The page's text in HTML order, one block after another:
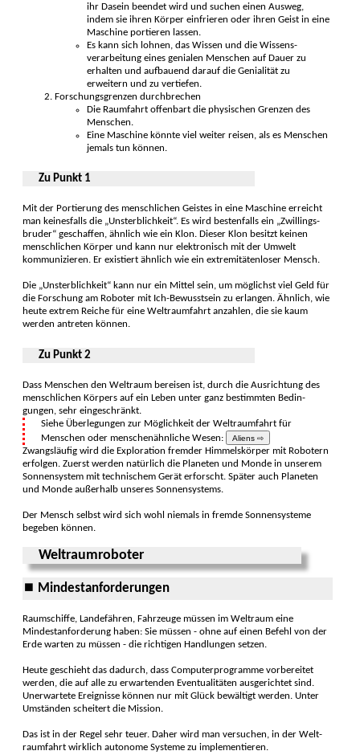
ihr Dasein be­endet wird und suchen einen Ausweg,
indem sie ihren Körper ein­frieren oder ihren Geist in eine
Maschine por­tieren lassen.
Es kann sich lohnen, das Wissen und die Wissens­
verarbeitung eines geni­alen Menschen auf Dauer zu
erhal­ten und auf­bauend darauf die Genia­lität zu
erweitern und zu ver­tiefen.
Forschungs­grenzen durch­brechen
Die Raumfahrt offen­bart die physischen Gren­zen des
Menschen.
Eine Maschine könnte viel weiter reisen, als es Menschen
jemals tun können.
Zu Punkt 1
Mit der Portierung des mensch­lichen Geistes in eine Maschine er­reicht
man keines­falls die „Unsterb­lichkeit“. Es wird besten­falls ein „Zwillings­
bruder“ geschaffen, ähnlich wie ein Klon. Dieser Klon besitzt keinen
menschlichen Körper und kann nur elek­tronisch mit der Um­welt
kommu­nizieren. Er existiert ähnlich wie ein extremi­täten­loser Mensch.
Die „Unsterb­lichkeit“ kann nur ein Mittel sein, um mög­lichst viel Geld für
die For­schung am Roboter mit Ich-Bewusst­sein zu er­langen. Ähnlich, wie
heute extrem Reiche für eine Welt­raumfahrt anzah­len, die sie kaum
werden an­treten können.
Zu Punkt 2
Dass Menschen den Welt­raum bereisen ist, durch die Aus­richtung des
mensch­lichen Körpers auf ein Leben unter ganz bestimmten Bedin­
gungen, sehr einge­schränkt.
Siehe Überle­gungen zur Möglich­keit der Weltraum­fahrt für
Men­schen oder men­schen­ähnliche Wesen:
Aliens ⇨
Zwangsläufig wird die Explo­ration fremder Himmels­körper mit Robo­tern
erfolgen. Zuerst werden natür­lich die Plane­ten und Monde in unserem
Sonnen­system mit techni­schem Gerät er­forscht. Später auch Plane­ten
und Monde außer­halb unseres Sonnen­systems.
Der Mensch selbst wird sich wohl nie­mals in fremde Sonnen­systeme
begeben können.
Weltraumroboter
⏹ Mindestanforderungen
Raumschiffe, Lande­fähren, Fahr­zeuge müssen im Welt­raum eine
Mindest­anforderung haben: Sie müssen - ohne auf einen Befehl von der
Erde warten zu müssen - die rich­tigen Hand­lungen setzen.
Heute geschieht das da­durch, dass Computer­programme vor­bereitet
werden, die auf alle zu erwar­tenden Eventua­litäten ausge­richtet sind.
Unerwar­tete Ereig­nisse können nur mit Glück be­wältigt werden. Unter
Um­ständen schei­tert die Mission.
Das ist in der Regel sehr teuer. Daher wird man versuchen, in der Welt­
raumfahrt wirklich auto­nome Systeme zu imple­men­tieren.